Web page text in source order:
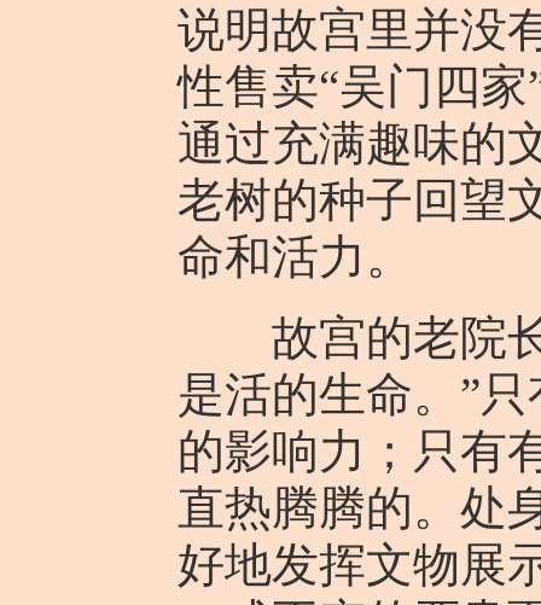
说明故宫里并没
性售卖“吴门四
通过充满趣味的
老树的种子回望
命和活力。
故宫的老院长
是活的生命。”
的影响力；只有
直热腾腾的。处
好地发挥文物展